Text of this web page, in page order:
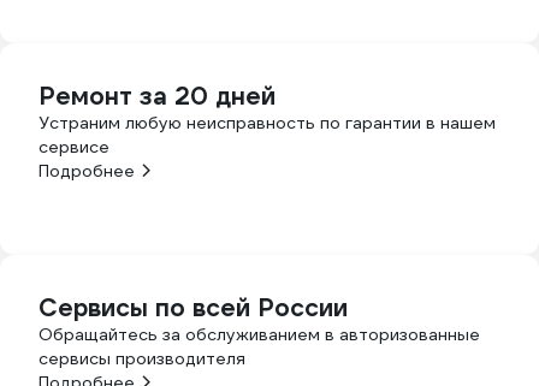
Ремонт за 20 дней
Устраним любую неисправность по гарантии в нашем
сервисе
Подробнее
Сервисы по всей России
Обращайтесь за обслуживанием в авторизованные
сервисы производителя